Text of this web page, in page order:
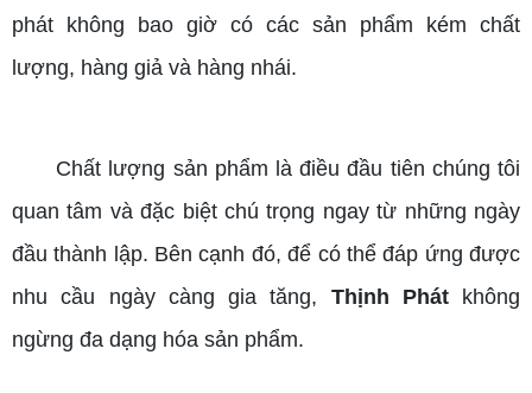
phát không bao giờ có các sản phẩm kém chất
lượng, hàng giả và hàng nhái.
Chất lượng sản phẩm là điều đầu tiên chúng tôi
quan tâm và đặc biệt chú trọng ngay từ những ngày
đầu thành lập. Bên cạnh đó, để có thể đáp ứng được
nhu cầu ngày càng gia tăng, Thịnh Phátkhông
ngừng đa dạng hóa sản phẩm.